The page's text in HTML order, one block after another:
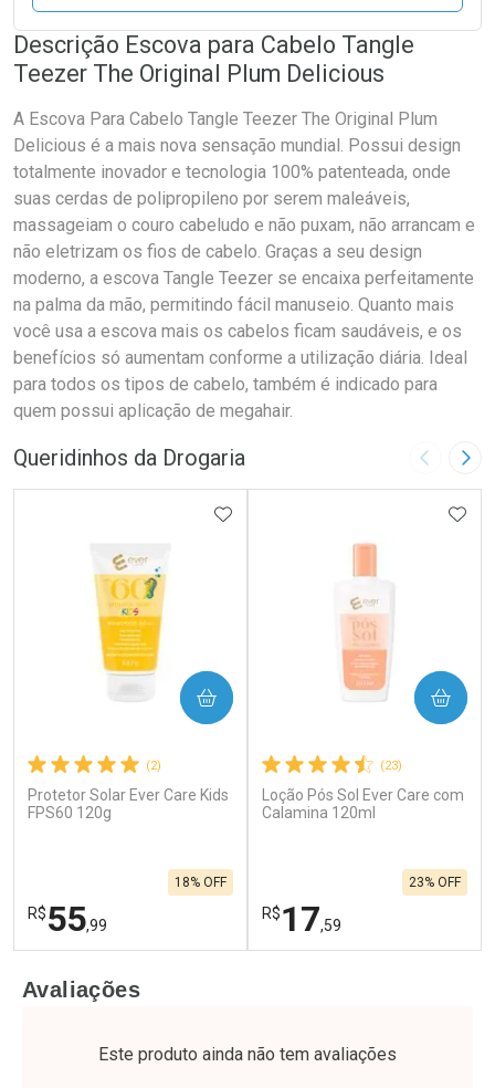
Descrição Escova para Cabelo Tangle
Teezer The Original Plum Delicious
A Escova Para Cabelo Tangle Teezer The Original Plum
Delicious é a mais nova sensação mundial. Possui design
totalmente inovador e tecnologia 100% patenteada, onde
suas cerdas de polipropileno por serem maleáveis,
massageiam o couro cabeludo e não puxam, não arrancam e
não eletrizam os fios de cabelo. Graças a seu design
moderno, a escova Tangle Teezer se encaixa perfeitamente
na palma da mão, permitindo fácil manuseio. Quanto mais
você usa a escova mais os cabelos ficam saudáveis, e os
benefícios só aumentam conforme a utilização diária. Ideal
para todos os tipos de cabelo, também é indicado para
quem possui aplicação de megahair.
Queridinhos da Drogaria Imagem
(2)
Protetor Solar Ever Care Kids
FPS60 120g
R$55,99
18% OFF
ADICIONAR AOS FAVORITOS
COMPRAR
Laboratório
Por Menos
(23)
Loção Pós Sol Ever Care com
Calamina 120ml
R$17,59
23% OFF
COMPRAR
Laboratório
Por Menos
Avaliações
Este produto ainda não tem avaliações